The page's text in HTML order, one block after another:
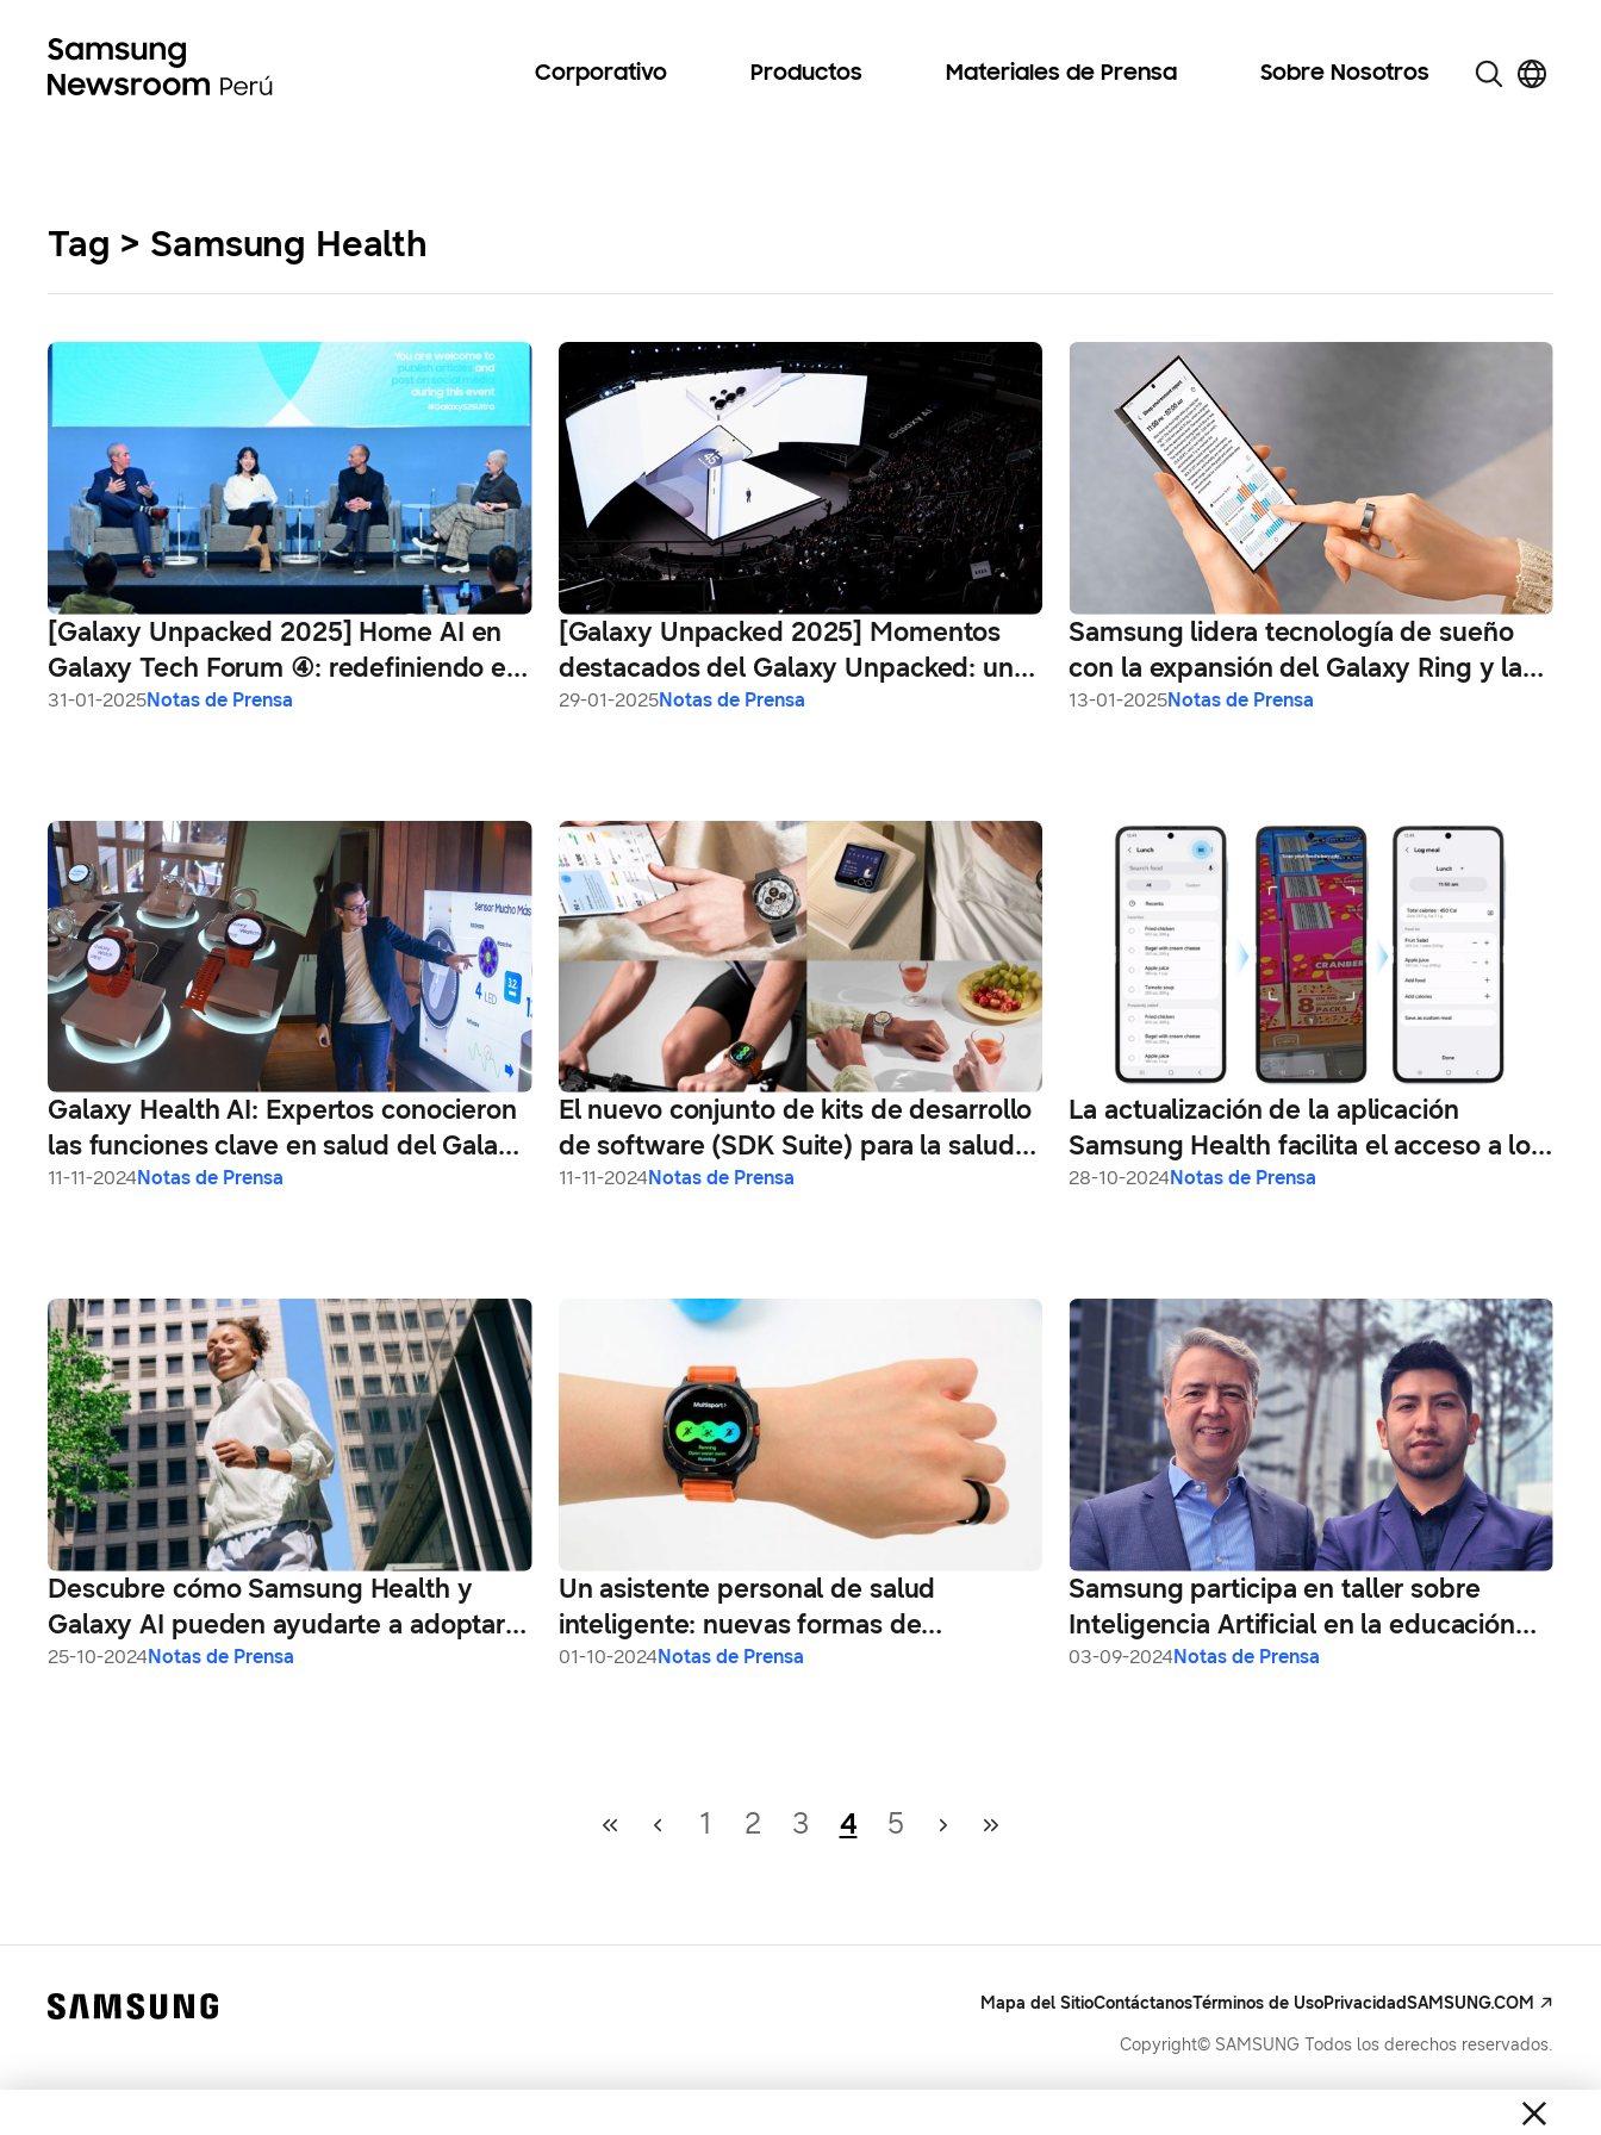
Corporativo Productos Materiales de Prensa Sobre Nosotros
Tag > Samsung Health
[Galaxy Unpacked 2025] Home AI en
Galaxy Tech Forum ④: redefiniendo el
futuro de la vida inteligente
31-01-2025Notas de Prensa
[Galaxy Unpacked 2025] Momentos
destacados del Galaxy Unpacked: una
nueva era de integración de IA
29-01-2025Notas de Prensa
Samsung lidera tecnología de sueño
con la expansión del Galaxy Ring y la
actualización de la aplicación Samsung
13-01-2025Notas de Prensa
Galaxy Health AI: Expertos conocieron
las funciones clave en salud del Galaxy
Ring y Galaxy Watch
11-11-2024Notas de Prensa
El nuevo conjunto de kits de desarrollo
de software (SDK Suite) para la salud
de Samsung impulsa avances en la
11-11-2024Notas de Prensa
La actualización de la aplicación
Samsung Health facilita el acceso a los
historiales médicos, gestión de la
28-10-2024Notas de Prensa
Descubre cómo Samsung Health y
Galaxy AI pueden ayudarte a adoptar
hábitos saludables
25-10-2024Notas de Prensa
Un asistente personal de salud
inteligente: nuevas formas de
gestionar la salud
01-10-2024Notas de Prensa
Samsung participa en taller sobre
Inteligencia Artificial en la educación
como parte de actividades de APEC
03-09-2024Notas de Prensa
1 2 3 4 5
Mapa del SitioContáctanosTérminos de UsoPrivacidadSAMSUNG.COM
Copyright© SAMSUNG Todos los derechos reservados.